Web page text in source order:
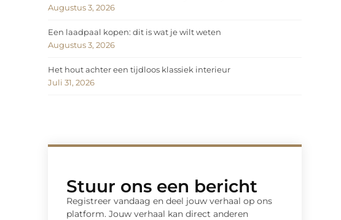
Augustus 3, 2026
Een laadpaal kopen: dit is wat je wilt weten
Augustus 3, 2026
Het hout achter een tijdloos klassiek interieur
Juli 31, 2026
Stuur ons een bericht
Registreer vandaag en deel jouw verhaal op ons
platform. Jouw verhaal kan direct anderen